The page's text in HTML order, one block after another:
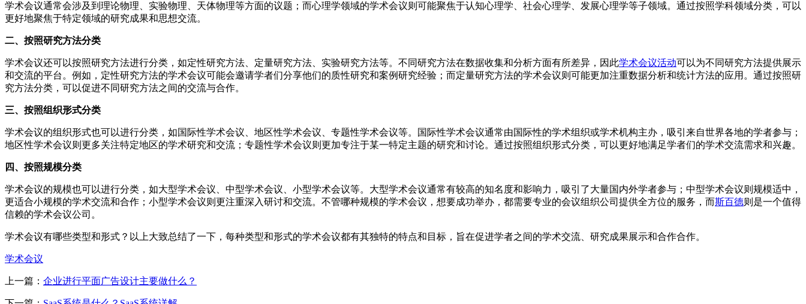
学术会议通常会涉及到理论物理、实验物理、天体物理等方面的议题；而心理学领域的学术会议则可能聚焦于认知心理学、社会心理学、发展心理学等子领域。通过按照学科领域分类，可以
更好地聚焦于特定领域的研究成果和思想交流。
二、按照研究方法分类
学术会议还可以按照研究方法进行分类，如定性研究方法、定量研究方法、实验研究方法等。不同研究方法在数据收集和分析方面有所差异，因此学术会议活动可以为不同研究方法提供展示
和交流的平台。例如，定性研究方法的学术会议可能会邀请学者们分享他们的质性研究和案例研究经验；而定量研究方法的学术会议则可能更加注重数据分析和统计方法的应用。通过按照研
究方法分类，可以促进不同研究方法之间的交流与合作。
三、按照组织形式分类
学术会议的组织形式也可以进行分类，如国际性学术会议、地区性学术会议、专题性学术会议等。国际性学术会议通常由国际性的学术组织或学术机构主办，吸引来自世界各地的学者参与；
地区性学术会议则更多关注特定地区的学术研究和交流；专题性学术会议则更加专注于某一特定主题的研究和讨论。通过按照组织形式分类，可以更好地满足学者们的学术交流需求和兴趣。
四、按照规模分类
学术会议的规模也可以进行分类，如大型学术会议、中型学术会议、小型学术会议等。大型学术会议通常有较高的知名度和影响力，吸引了大量国内外学者参与；中型学术会议则规模适中，
更适合小规模的学术交流和合作；小型学术会议则更注重深入研讨和交流。不管哪种规模的学术会议，想要成功举办，都需要专业的会议组织公司提供全方位的服务，而斯百德则是一个值得
信赖的学术会议公司。
学术会议有哪些类型和形式？以上大致总结了一下，每种类型和形式的学术会议都有其独特的特点和目标，旨在促进学者之间的学术交流、研究成果展示和合作合作。
学术会议
上一篇： 企业进行平面广告设计主要做什么？